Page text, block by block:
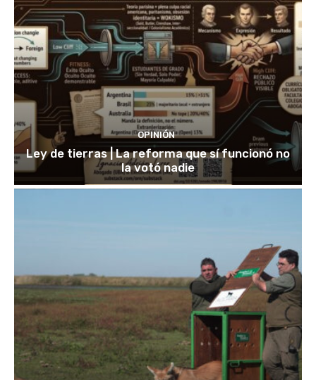
OPINIÓN
Ley de tierras | La reforma que sí funcionó no
la votó nadie